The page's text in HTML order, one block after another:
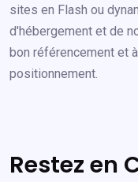
sites en Flash ou
d'hébergement et de
bon référencement et
positionnement.
Restez en